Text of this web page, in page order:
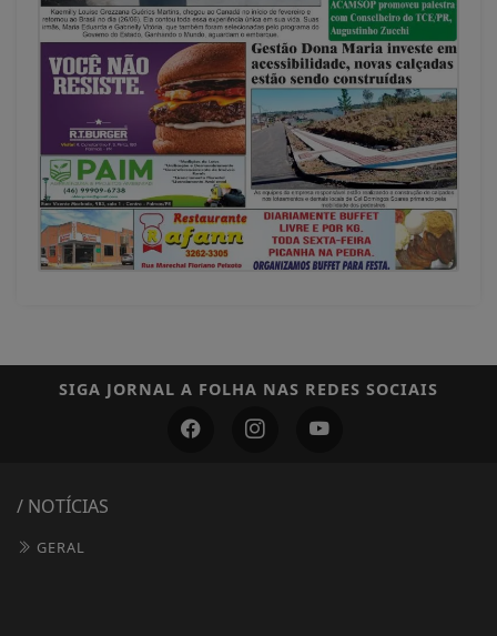
SIGA JORNAL A FOLHA NAS REDES SOCIAIS
/ NOTÍCIAS
GERAL